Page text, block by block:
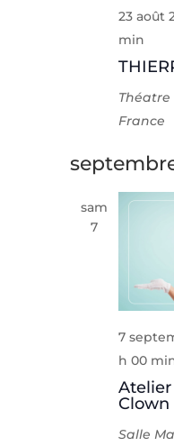
23 août
min
Théatre
France
sam
7
Clown
7
h 00
Salle